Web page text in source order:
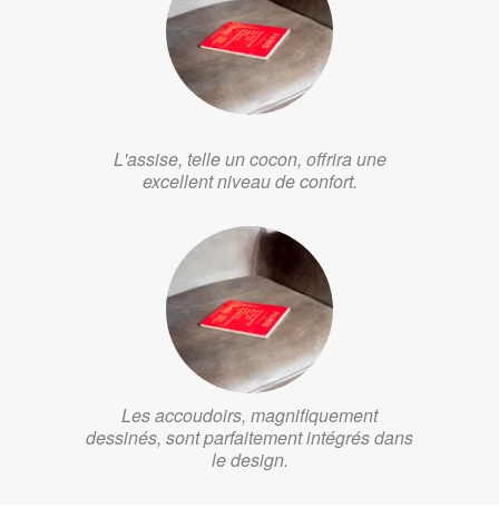
L'assise, telle un cocon, offrira une
excellent niveau de confort.
Les accoudoirs, magnifiquement
dessinés, sont parfaitement intégrés dans
le design.